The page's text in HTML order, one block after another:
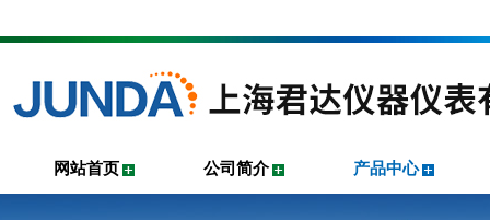
网站首页 公司简介 产品中心